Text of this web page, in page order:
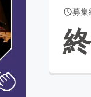
Creation
コミュニティ
募集